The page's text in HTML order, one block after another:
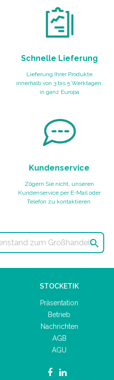
Schnelle Lieferung
Lieferung Ihrer Produkte
innerhalb von 3 bis 5 Werktagen,
in ganz Europa
Kundenservice
Zögern Sie nicht, unseren
Kundenservice per E-Mail oder
Telefon zu kontaktieren.

STOCKETIK
Präsentation
Betrieb
Nachrichten
AGB
AGU